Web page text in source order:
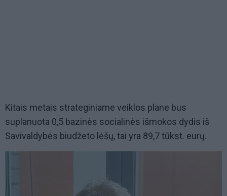
Kitais metais strateginiame veiklos plane bus
suplanuota 0,5 bazinės socialinės išmokos dydis iš
Savivaldybės biudžeto lėšų, tai yra 89,7 tūkst. eurų.